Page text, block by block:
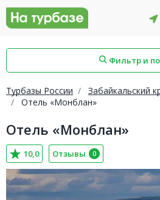
Фильтр и
Турбазы России Забайкальский
Отель «Монблан»
Отель «Монблан»
10,0 Отзывы 0
Смоленский район